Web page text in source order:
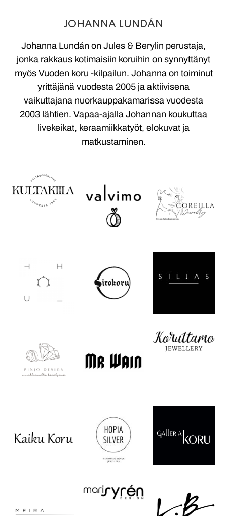
JOHANNA LUNDÁN
Johanna Lundán on Jules & Berylin perustaja,
jonka rakkaus kotimaisiin koruihin on synnyttänyt
myös Vuoden koru -kilpailun. Johanna on toiminut
yrittäjänä vuodesta 2005 ja aktiivisena
vaikuttajana nuorkauppakamarissa vuodesta
2003 lähtien. Vapaa-ajalla Johannan koukuttaa
livekeikat, keraamiikkatyöt, elokuvat ja
matkustaminen.